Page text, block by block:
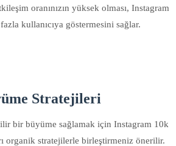
oranınızın yüksek olması, Instagram
kullanıcıya göstermesini sağlar.
Stratejileri
bir büyüme sağlamak için Instagram 10k
organik stratejilerle birleştirmeniz önerilir.